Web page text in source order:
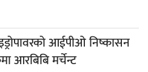
आईपीओ निष्कासन
आरबिबि मर्चेन्ट